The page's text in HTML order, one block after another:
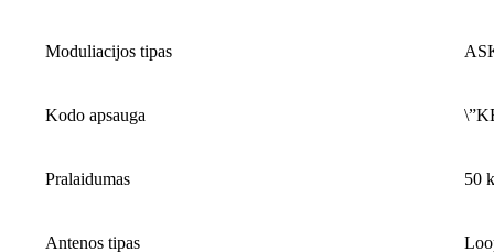
Moduliacijos tipas
Kodo apsauga
Pralaidumas 50
Antenos tipas